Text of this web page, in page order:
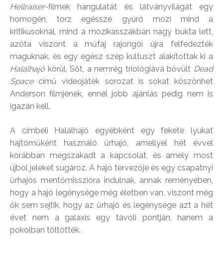
Hellraiser-filmek hangulatát és látványvilágát egy
homogén, torz egésszé gyúró mozi mind a
kritikusoknál, mind a mozikasszákban nagy bukta lett,
azóta viszont a műfaj rajongói újra felfedezték
maguknak, és egy egész szép kultuszt alakítottak ki a
Halálhajó körül. Sőt, a nemrég triológiává bővült Dead
Spacecímű videojáték sorozat is sokat köszönhet
Anderson filmjének, ennél jobb ajánlás pedig nem is
igazán kell.
A címbéli Halálhajó egyébként egy fekete lyukat
hajtóműként használó űrhajó, amellyel hét évvel
korábban megszakadt a kapcsolat, és amely most
újból jeleket sugároz. A hajó tervezője és egy csapatnyi
űrhajós mentőmisszióra indulnak, annak reményében,
hogy a hajó legénysége még életben van, viszont még
ők sem sejtik, hogy az űrhajó és legénysége azt a hét
évet nem a galaxis egy távoli pontján, hanem a
pokolban töltötték.